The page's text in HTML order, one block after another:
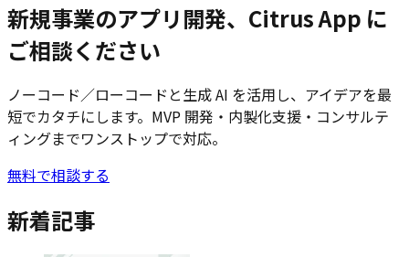
新規事業のアプリ開発、Citrus App に
ご相談ください
ノーコード／ローコードと生成 AI を活用し、アイデアを最
短でカタチにします。MVP 開発・内製化支援・コンサルテ
ィングまでワンストップで対応。
無料で相談する
新着記事